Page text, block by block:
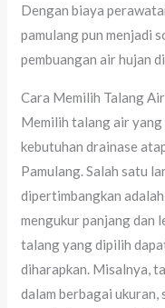
Dengan biaya
pamulang pun menjadi
pembuangan air hujan
Cara Memilih Talang
Memilih talang air
kebutuhan drainase
Pamulang. Salah satu
dipertimbangkan
mengukur panjang dan
talang yang dipilih
diharapkan. Misalnya,
dalam berbagai ukuran,